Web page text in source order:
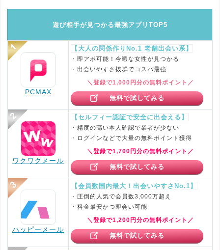
遊び相手が見つかる最強アプリTOP5
PCMAX
【大人の関係作りNo.1 老舗出会い系】
・即アポ可能！今暇な女性が見つかる
・出会いやすさ抜群でコスパ最強
＼登録で1,000円分の無料ポイント／
無料で試してみる
ワクワクメール
【セルフィー認証で安全に出会える】
・精度の高い本人確認で業者が少ない
・ログインなどで大量の無料ポイント獲得
＼登録で1,700円分の無料ポイント／
無料で試してみる
ハッピーメール
【会員数国内最大！出会いやすさNo.1】
・圧倒的人気で会員数3,000万超え
・料金最安かつ即会い可能
＼登録で1,200円分の無料ポイント／
無料で試してみる